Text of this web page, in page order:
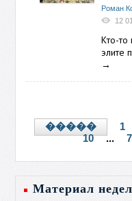
Роман
12
Кто-то
элите
→
����� 1
10
...
Материал